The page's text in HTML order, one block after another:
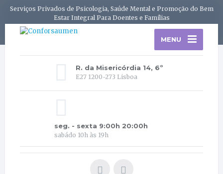
Serviços Privados de Psicologia, Saúde Mental e Promoção do Bem
Estar Integral Para Doentes e Famílias
MENU
R. da Misericórdia 14, 6º
E27 1200-273 Lisboa
seg. - sexta 9:00h 20:00h
sabádo 10h às 19h